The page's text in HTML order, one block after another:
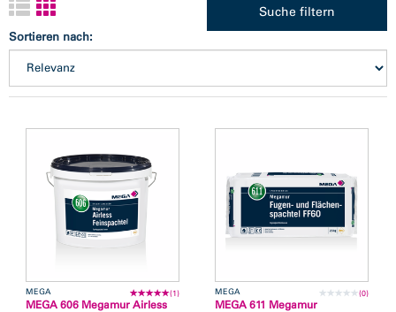
Suche filtern
Sortieren nach:
MEGA (1)
MEGA 606 Megamur Airless
MEGA (0)
MEGA 611 Megamur